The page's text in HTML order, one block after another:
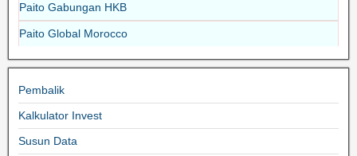
Paito Gabungan HKB
Paito Global Morocco
Pembalik
Kalkulator Invest
Susun Data